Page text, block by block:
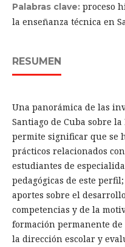
Palabras clave: proceso
la enseñanza técnica en
RESUMEN
Una panorámica de las
Santiago de Cuba sobre
permite significar que se
prácticos relacionados
estudiantes de
pedagógicas de este
aportes sobre el
competencias y de la
formación permanente
la dirección escolar y